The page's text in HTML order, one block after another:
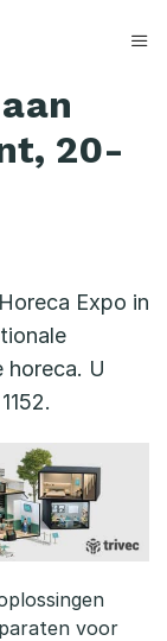
20-
Expo in
horeca. U
voor